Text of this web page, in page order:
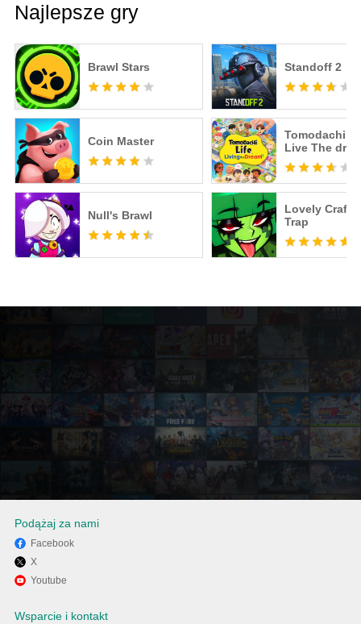
Najlepsze gry
Brawl Stars
Coin Master
Null's Brawl
Standoff 2
Tomodachi
Live The
Lovely Craft
Trap
Ciesz się grą Prowincje
Świata. Imperium. na PC z
Podążaj za nami
Facebook
X
Youtube
Wsparcie i kontakt